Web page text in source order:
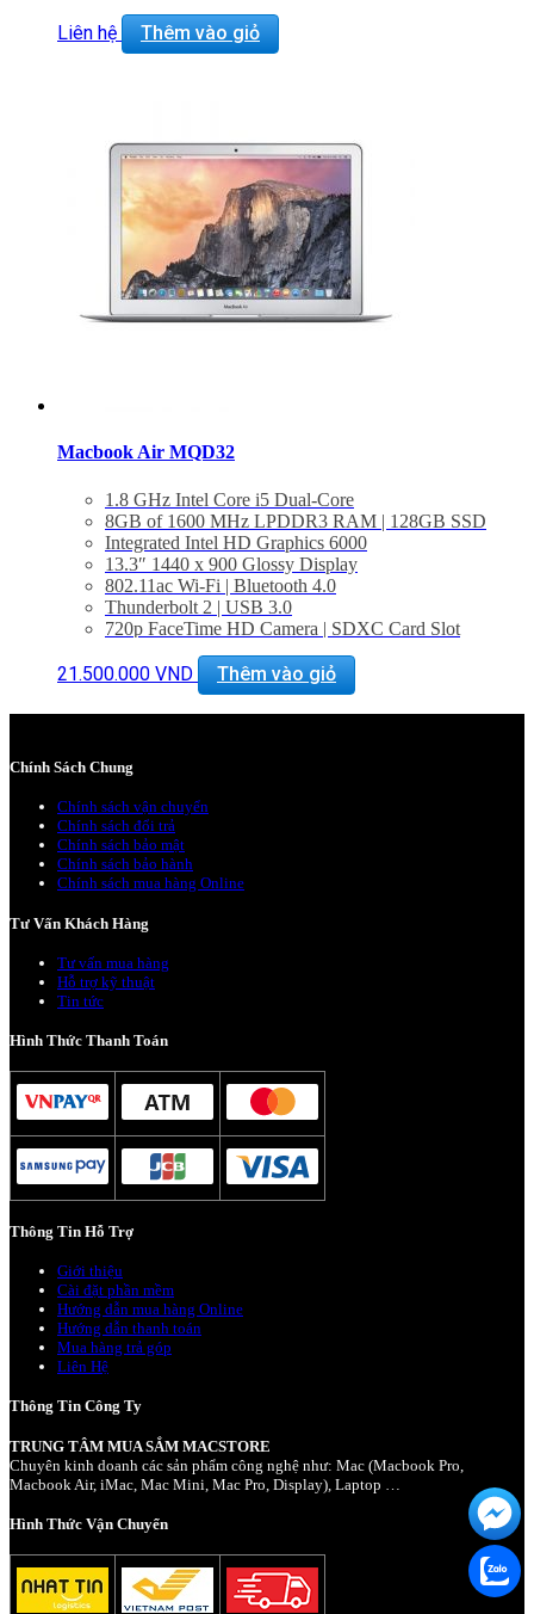
Force Touch Trackpad
Mac OS X El Capitan or macOS Sierra
Liên hệ Thêm vào giỏ
Macbook Air MQD32
1.8 GHz Intel Core i5 Dual-Core
8GB of 1600 MHz LPDDR3 RAM | 128GB SSD
Integrated Intel HD Graphics 6000
13.3″ 1440 x 900 Glossy Display
802.11ac Wi-Fi | Bluetooth 4.0
Thunderbolt 2 | USB 3.0
720p FaceTime HD Camera | SDXC Card Slot
Slim, Lightweight Design
macOS Sierra
BẢO HÀNH 2 NĂM.
21.500.000 VND Thêm vào giỏ
Chính Sách Chung
Chính sách vận chuyển
Chính sách đổi trả
Chính sách bảo mật
Chính sách bảo hành
Chính sách mua hàng Online
Tư Vấn Khách Hàng
Tư vấn mua hàng
Hỗ trợ kỹ thuật
Tin tức
Hình Thức Thanh Toán
Thông Tin Hỗ Trợ
Giới thiệu
Cài đặt phần mềm
Hướng dẫn mua hàng Online
Hướng dẫn thanh toán
Mua hàng trả góp
Liên Hệ
Thông Tin Công Ty
TRUNG TÂM MUA SẮM MACSTORE
Chuyên kinh doanh các sản phẩm công nghệ như: Mac (Macbook Pro,
Macbook Air, iMac, Mac Mini, Mac Pro, Display), Laptop …
Hình Thức Vận Chuyển